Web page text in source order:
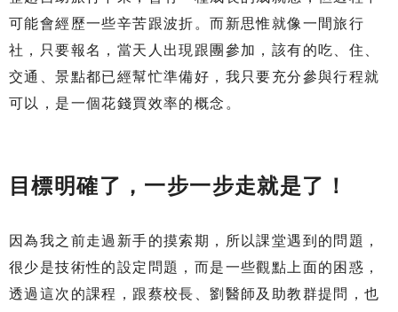
可能會經歷一些辛苦跟波折。而新思惟就像一間旅行
社，只要報名，當天人出現跟團參加，該有的吃、住、
交通、景點都已經幫忙準備好，我只要充分參與行程就
可以，是一個花錢買效率的概念。
目標明確了，一步一步走就是了！
因為我之前走過新手的摸索期，所以課堂遇到的問題，
很少是技術性的設定問題，而是一些觀點上面的困惑，
透過這次的課程，跟蔡校長、劉醫師及助教群提問，也